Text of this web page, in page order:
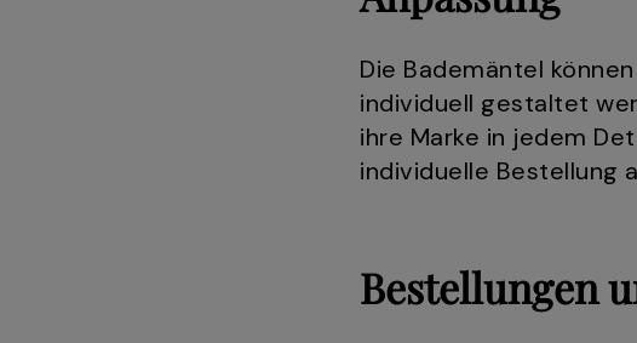
Die Bademäntel
individuell gestaltet
ihre Marke in jedem
individuelle Bestellung
Bestellungen